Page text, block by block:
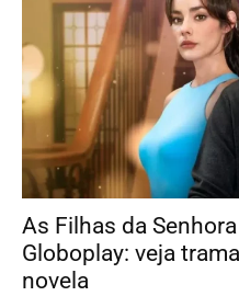
As Filhas da
Globoplay: veja
novela